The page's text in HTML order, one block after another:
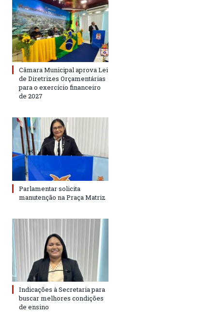
Câmara Municipal aprova Lei
de Diretrizes Orçamentárias
para o exercício financeiro
de 2027
Parlamentar solicita
manutenção na Praça Matriz
Indicações à Secretaria para
buscar melhores condições
de ensino